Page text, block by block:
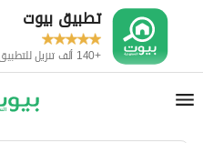
تطبيق بيوت
+140 ألف تنزيل للتطبيق